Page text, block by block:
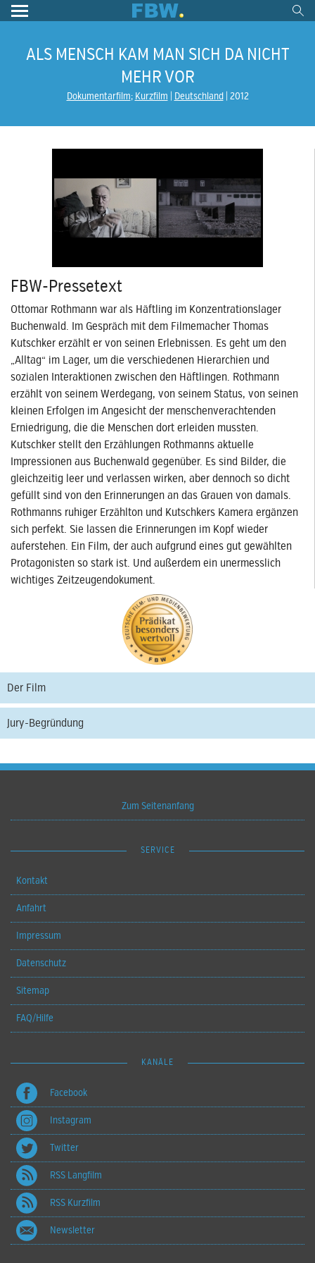
ALS MENSCH KAM MAN SICH DA NICHT
MEHR VOR
Dokumentarfilm; Kurzfilm Deutschland 2012
FBW-Pressetext
Ottomar Rothmann war als Häftling im Konzentrationslager
Buchenwald. Im Gespräch mit dem Filmemacher Thomas
Kutschker erzählt er von seinen Erlebnissen. Es geht um den
„Alltag“ im Lager, um die verschiedenen Hierarchien und
sozialen Interaktionen zwischen den Häftlingen. Rothmann
erzählt von seinem Werdegang, von seinem Status, von seinen
kleinen Erfolgen im Angesicht der menschenverachtenden
Erniedrigung, die die Menschen dort erleiden mussten.
Kutschker stellt den Erzählungen Rothmanns aktuelle
Impressionen aus Buchenwald gegenüber. Es sind Bilder, die
gleichzeitig leer und verlassen wirken, aber dennoch so dicht
gefüllt sind von den Erinnerungen an das Grauen von damals.
Rothmanns ruhiger Erzählton und Kutschkers Kamera ergänzen
sich perfekt. Sie lassen die Erinnerungen im Kopf wieder
auferstehen. Ein Film, der auch aufgrund eines gut gewählten
Protagonisten so stark ist. Und außerdem ein unermesslich
wichtiges Zeitzeugendokument.
Der Film
Jury-Begründung
Zum Seitenanfang
SERVICE
Kontakt
Anfahrt
Impressum
Datenschutz
Sitemap
FAQ/Hilfe
KANÄLE
Facebook
Instagram
Twitter
RSS Langfilm
RSS Kurzfilm
Newsletter